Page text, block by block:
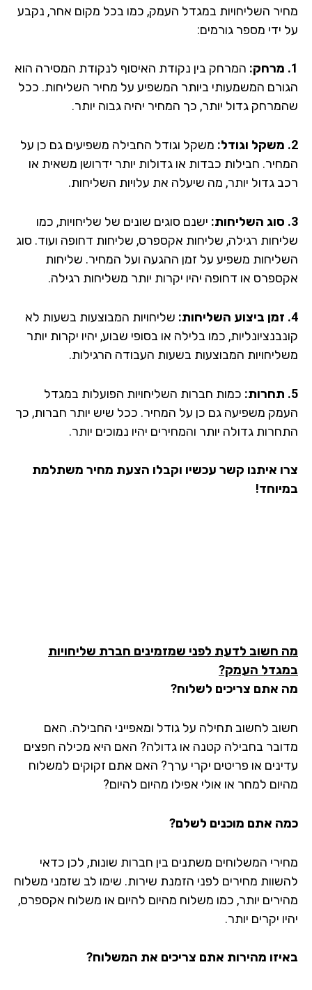
השליחויות במגדל העמק, כמו בכל מקום אחר, נקבע
ידי מספר גורמים:
המרחק בין נקודת האיסוף לנקודת המסירה הוא
המשמעותי ביותר המשפיע על מחיר השליחות. ככל
גדול יותר, כך המחיר יהיה גבוה יותר.
משקל וגודל החבילה משפיעים גם כן על
חבילות כבדות או גדולות יותר ידרושן משאית או
גדול יותר, מה שיעלה את עלויות השליחות.
ישנם סוגים שונים של שליחויות, כמו
רגילה, שליחות אקספרס, שליחות דחופה ועוד. סוג
משפיע על זמן ההגעה ועל המחיר. שליחות
או דחופה יהיו יקרות יותר משליחות רגילה.
שליחויות המבוצעות בשעות לא
כמו בלילה או בסופי שבוע, יהיו יקרות יותר
המבוצעות בשעות העבודה הרגילות.
כמות חברות השליחויות הפועלות במגדל
משפיעה גם כן על המחיר. ככל שיש יותר חברות, כך
גדולה יותר והמחירים יהיו נמוכים יותר.
איתנו קשר עכשיו וקבלו הצעת מחיר משתלמת
חשוב לדעת לפני שמזמינים חברת שליחויות
העמק?
אתם צריכים לשלוח?
לחשוב תחילה על גודל ומאפייני החבילה. האם
בחבילה קטנה או גדולה? האם היא מכילה חפצים
או פריטים יקרי ערך? האם אתם זקוקים למשלוח
למחר או אולי אפילו מהיום להיום?
אתם מוכנים לשלם?
המשלוחים משתנים בין חברות שונות, לכן כדאי
מחירים לפני הזמנת שירות. שימו לב שזמני משלוח
יותר, כמו משלוח מהיום להיום או משלוח אקספרס,
יקרים יותר.
מהירות אתם צריכים את המשלוח?